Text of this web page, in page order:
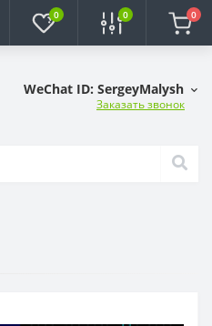
0 0 0
WeChat ID: SergeyMalysh
Заказать звонок